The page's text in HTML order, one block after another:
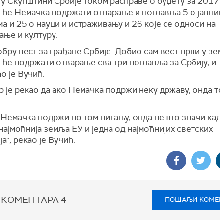
ће Немачка подржати отварање и поглавља 5 о
и 25 о науци и истраживању и 26 које се односи на
и културу.
вест за грађане Србије. Добио сам вест први у
подржати отварање сва три поглавља за Србију, и
је Вучић.
је рекао да ако Немачка подржи неку државу, онда
подржи по том питању, онда нешто значи
земља ЕУ и једна од најмоћнијих светских
рекао је Вучић.
КОМЕНТАРА4 ПОШАЉИ